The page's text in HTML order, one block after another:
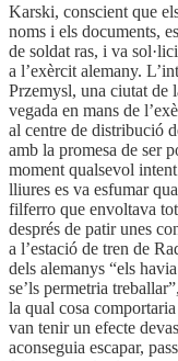
Karski, conscient que
noms i els documents,
de soldat ras, i va
a l’exèrcit alemany.
Przemysl, una ciutat de
vegada en mans de
al centre de distribució
amb la promesa de ser
moment qualsevol
lliures es va esfumar
filferro que envoltava
després de patir unes
a l’estació de tren de
dels alemanys “els
se’ls permetria
la qual cosa
van tenir un efecte
aconseguia escapar,